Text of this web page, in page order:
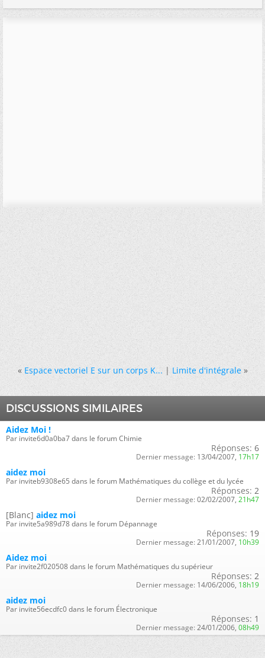
« Espace vectoriel E sur un corps K...|Limite d'intégrale »
DISCUSSIONS SIMILAIRES
Aidez Moi !
Par invite6d0a0ba7 dans le forum Chimie
Réponses: 6
Dernier message: 13/04/2007, 17h17
aidez moi
Par inviteb9308e65 dans le forum Mathématiques du collège et du lycée
Réponses: 2
Dernier message: 02/02/2007, 21h47
[Blanc] aidez moi
Par invite5a989d78 dans le forum Dépannage
Réponses: 19
Dernier message: 21/01/2007, 10h39
Aidez moi
Par invite2f020508 dans le forum Mathématiques du supérieur
Réponses: 2
Dernier message: 14/06/2006, 18h19
aidez moi
Par invite56ecdfc0 dans le forum Électronique
Réponses: 1
Dernier message: 24/01/2006, 08h49